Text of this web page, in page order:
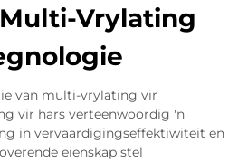
Vrylating
van multi-vrylating vir
vir hars verteenwoordig 'n
in vervaardigingseffektiwiteit en
eienskap stel